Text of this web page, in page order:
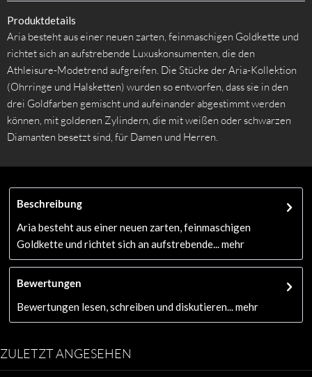
Produktdetails
Aria besteht aus einer neuen zarten, feinmaschigen Goldkette und
richtet sich an aufstrebende Luxuskonsumenten, die den
Athleisure-Modetrend aufgreifen. Die Stücke der Aria-Kollektion
(Ohrringe und Halsketten) wurden so entworfen, dass sie in den
drei Goldfarben gemischt und aufeinander abgestimmt werden
können, mit goldenen Zylindern, die mit weißen oder schwarzen
Diamanten besetzt sind, für Damen und Herren.
Beschreibung
Aria besteht aus einer neuen zarten, feinmaschigen
Goldkette und richtet sich an aufstrebende...
mehr
Bewertungen
Bewertungen lesen, schreiben und diskutieren...
mehr
ZULETZT ANGESEHEN